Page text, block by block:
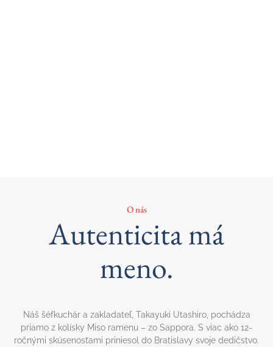
O nás
Autenticita má
meno.
Náš šéfkuchár a zakladateľ, Takayuki Utashiro, pochádza
priamo z kolísky Miso ramenu – zo Sappora. S viac ako 12-
ročnými skúsenosťami priniesol do Bratislavy svoje dedičstvo.